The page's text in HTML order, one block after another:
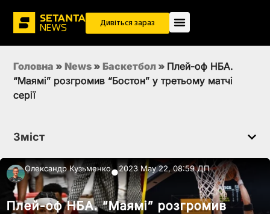
Дивіться зараз
Головна » News » Баскетбол » Плей-оф НБА.
“Маямі” розгромив “Бостон” у третьому матчі
серії
Зміст
Олександр Кузьменко●2023 May 22, 08:59 ДП
Плей-оф НБА. “Маямі” розгромив